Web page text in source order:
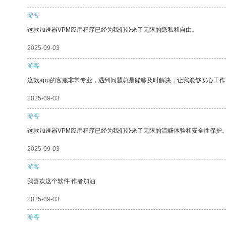
游客
这款加速器VPM应用程序已经为我们带来了无限的隐私和自由。
2025-09-03
游客
这款app的客服非常专业，遇到问题总是能够及时解决，让我能够安心工
2025-09-03
游客
这款加速器VPM应用程序已经为我们带来了无限的流畅体验和安全性保护
2025-09-03
游客
我喜欢这个软件 作者加油
2025-09-03
游客